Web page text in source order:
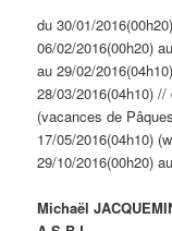
du 30/01/
06/02/2016(00h20)
au 29/02/
28/03/2016(04h10)
(vacances de
17/05/2016(04h10)
29/10/2016(00h20)
Michaël